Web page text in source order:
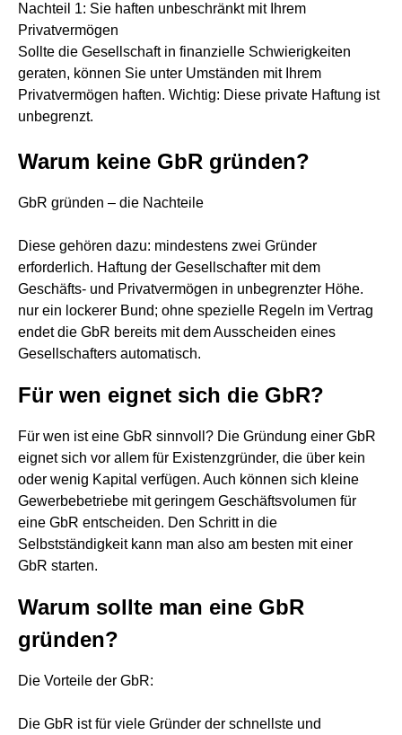
Nachteil 1: Sie haften unbeschränkt mit Ihrem
Privatvermögen
Sollte die Gesellschaft in finanzielle Schwierigkeiten
geraten, können Sie unter Umständen mit Ihrem
Privatvermögen haften. Wichtig: Diese private Haftung ist
unbegrenzt.
Warum keine GbR gründen?
GbR gründen – die Nachteile
Diese gehören dazu: mindestens zwei Gründer
erforderlich. Haftung der Gesellschafter mit dem
Geschäfts- und Privatvermögen in unbegrenzter Höhe.
nur ein lockerer Bund; ohne spezielle Regeln im Vertrag
endet die GbR bereits mit dem Ausscheiden eines
Gesellschafters automatisch.
Für wen eignet sich die GbR?
Für wen ist eine GbR sinnvoll? Die Gründung einer GbR
eignet sich vor allem für Existenzgründer, die über kein
oder wenig Kapital verfügen. Auch können sich kleine
Gewerbebetriebe mit geringem Geschäftsvolumen für
eine GbR entscheiden. Den Schritt in die
Selbstständigkeit kann man also am besten mit einer
GbR starten.
Warum sollte man eine GbR
gründen?
Die Vorteile der GbR:
Die GbR ist für viele Gründer der schnellste und